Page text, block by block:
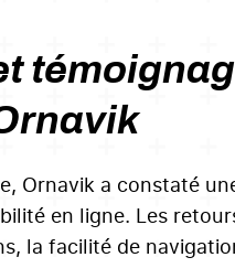
Ornavik a constaté
en ligne. Les
la facilité de